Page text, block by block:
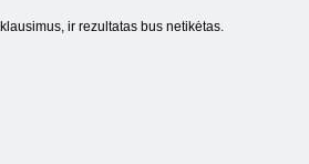
ir rezultatas bus netikėtas.